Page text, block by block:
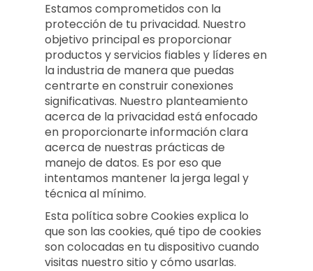
Estamos comprometidos con la
protección de tu privacidad. Nuestro
objetivo principal es proporcionar
productos y servicios fiables y líderes en
la industria de manera que puedas
centrarte en construir conexiones
significativas. Nuestro planteamiento
acerca de la privacidad está enfocado
en proporcionarte información clara
acerca de nuestras prácticas de
manejo de datos. Es por eso que
intentamos mantener la jerga legal y
técnica al mínimo.
Esta política sobre Cookies explica lo
que son las cookies, qué tipo de cookies
son colocadas en tu dispositivo cuando
visitas nuestro sitio y cómo usarlas.